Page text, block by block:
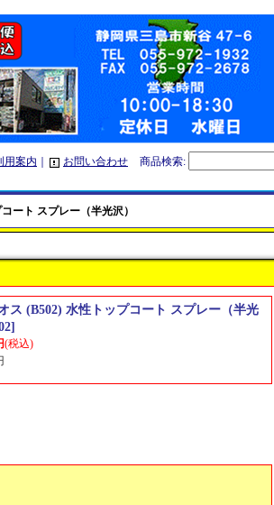
用案内 お問い合わせ 商品検索:
ート スプレー（半光沢）
ス (B502) 水性トップコート スプレー（半光
]
(税込)